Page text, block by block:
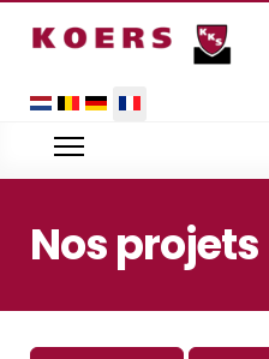
Sélectionnez votre langue
Nos projets